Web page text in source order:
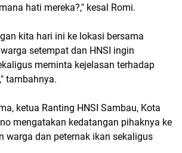
hati mereka?," kesal Romi.
kita hari ini ke lokasi bersama
setempat dan HNSI ingin
meminta kejelasan terhadap
tambahnya.
ketua Ranting HNSI Sambau, Kota
mengatakan kedatangan pihaknya ke
warga dan peternak ikan sekaligus